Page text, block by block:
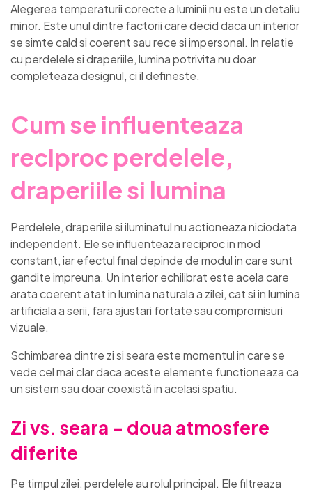
Alegerea temperaturii corecte a luminii nu este un detaliu
minor. Este unul dintre factorii care decid daca un interior
se simte cald si coerent sau rece si impersonal. In relatie
cu perdelele si draperiile, lumina potrivita nu doar
completeaza designul, ci il defineste.
Cum se influenteaza
reciproc perdelele,
draperiile si lumina
Perdelele, draperiile si iluminatul nu actioneaza niciodata
independent. Ele se influenteaza reciproc in mod
constant, iar efectul final depinde de modul in care sunt
gandite impreuna. Un interior echilibrat este acela care
arata coerent atat in lumina naturala a zilei, cat si in lumina
artificiala a serii, fara ajustari fortate sau compromisuri
vizuale.
Schimbarea dintre zi si seara este momentul in care se
vede cel mai clar daca aceste elemente functioneaza ca
un sistem sau doar coexistă in acelasi spatiu.
Zi vs. seara – doua atmosfere
diferite
Pe timpul zilei, perdelele au rolul principal. Ele filtreaza